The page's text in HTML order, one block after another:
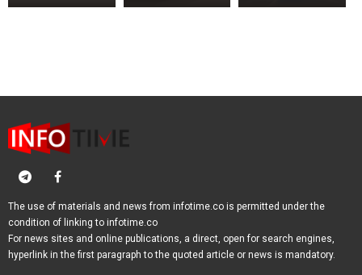
The use of materials and news from infotime.co is permitted under the
condition of linking to infotime.co
For news sites and online publications, a direct, open for search engines,
hyperlink in the first paragraph to the quoted article or news is mandatory.